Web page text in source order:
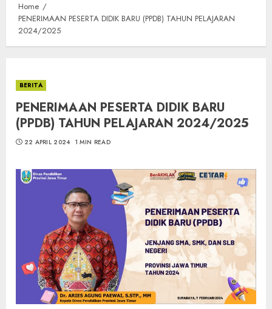
Home
PENERIMAAN PESERTA DIDIK BARU (PPDB) TAHUN PELAJARAN
2024/2025
BERITA
PENERIMAAN PESERTA DIDIK BARU
(PPDB) TAHUN PELAJARAN 2024/2025
22 APRIL 2024 1 MIN READ